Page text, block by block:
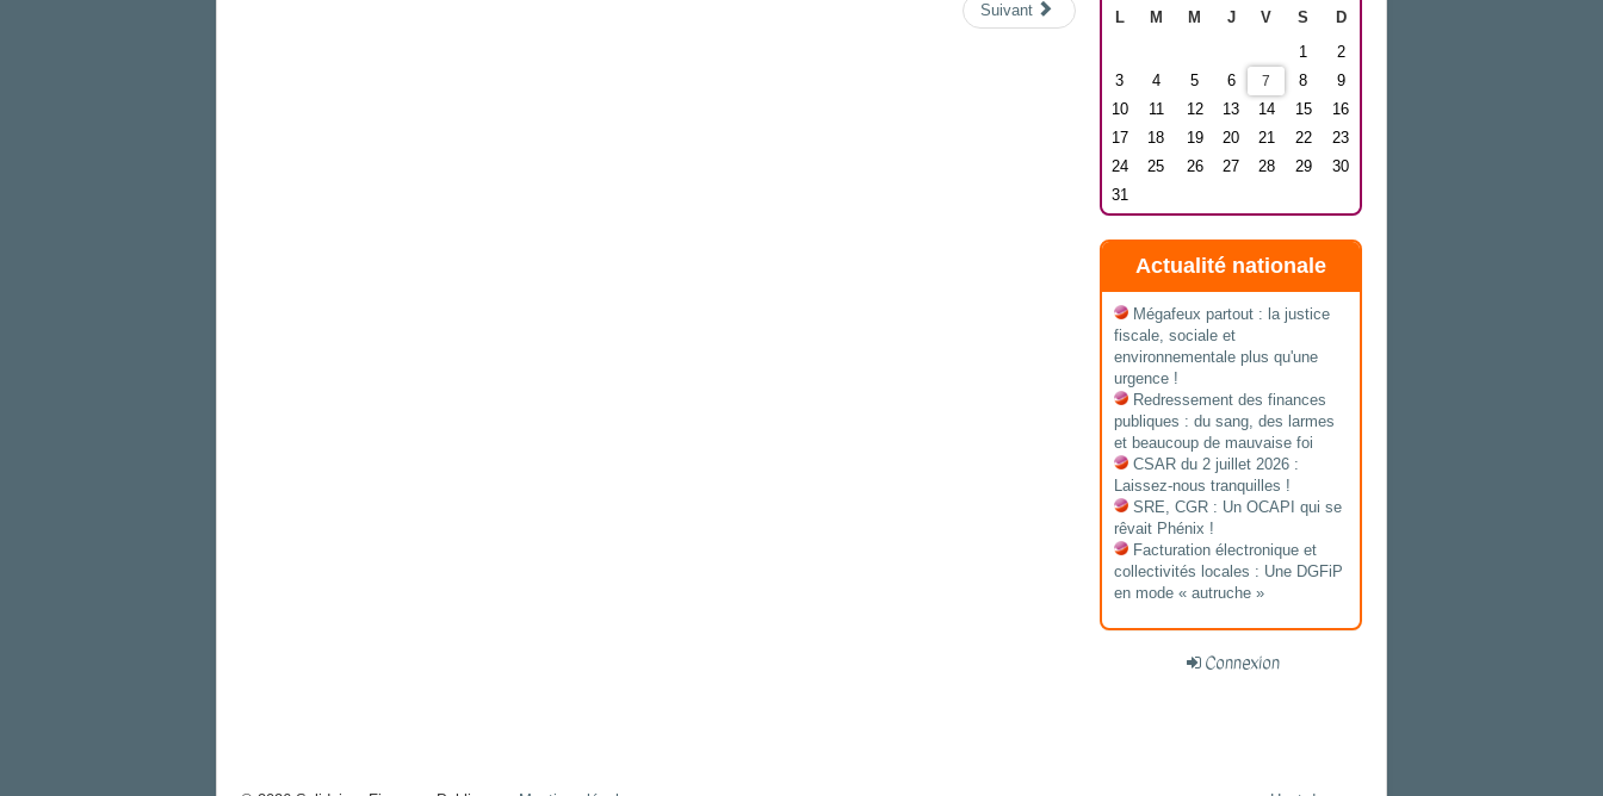
Suivant L M M J V S
D
1
2
3
4 5 6 7 8
9
10
11 12 13 14 15
16
17
18 19 20 21 22
23
24
25 26 27 28 29
30
31
Actualité nationale
Mégafeux partout : la justice
fiscale, sociale et
environnementale plus qu'une
urgence !
Redressement des finances
publiques : du sang, des larmes
et beaucoup de mauvaise foi
CSAR du 2 juillet 2026 :
Laissez-nous tranquilles !
SRE, CGR : Un OCAPI qui se
rêvait Phénix !
Facturation électronique et
collectivités locales : Une DGFiP
en mode « autruche »
Connexion